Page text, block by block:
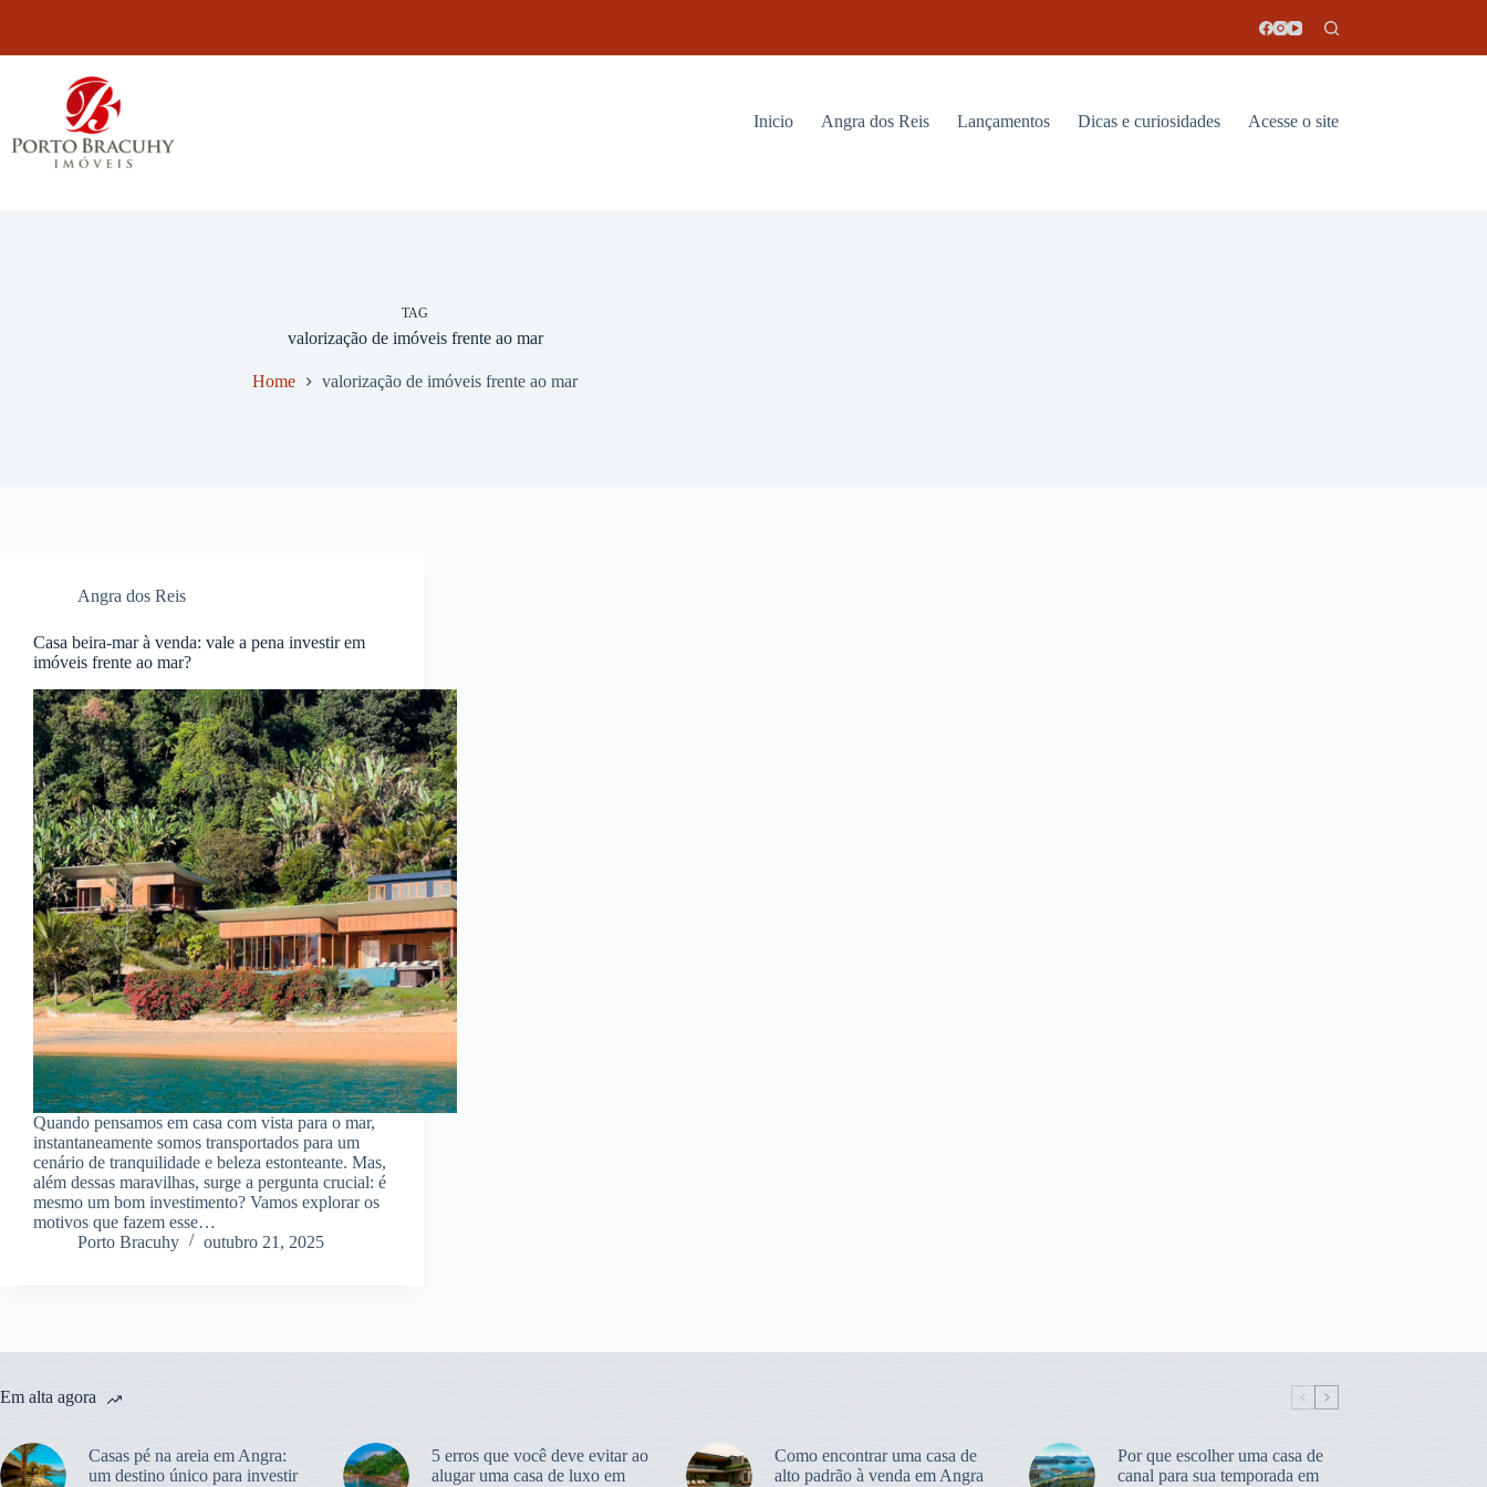
Inicio Angra dos Reis Lançamentos Dicas e curiosidades Acesse o site
TAG
valorização de imóveis frente ao mar
Home valorização de imóveis frente ao mar
Angra dos Reis
Casa beira-mar à venda: vale a pena investir em
imóveis frente ao mar?
Quando pensamos em casa com vista para o mar,
instantaneamente somos transportados para um
cenário de tranquilidade e beleza estonteante. Mas,
além dessas maravilhas, surge a pergunta crucial: é
mesmo um bom investimento? Vamos explorar os
motivos que fazem esse…
Porto Bracuhy
outubro 21, 2025
Em alta agora
Casas pé na areia em Angra:
um destino único para investir
5 erros que você deve evitar ao
alugar uma casa de luxo em
Como encontrar uma casa de
alto padrão à venda em Angra
Por que escolher uma casa de
canal para sua temporada em